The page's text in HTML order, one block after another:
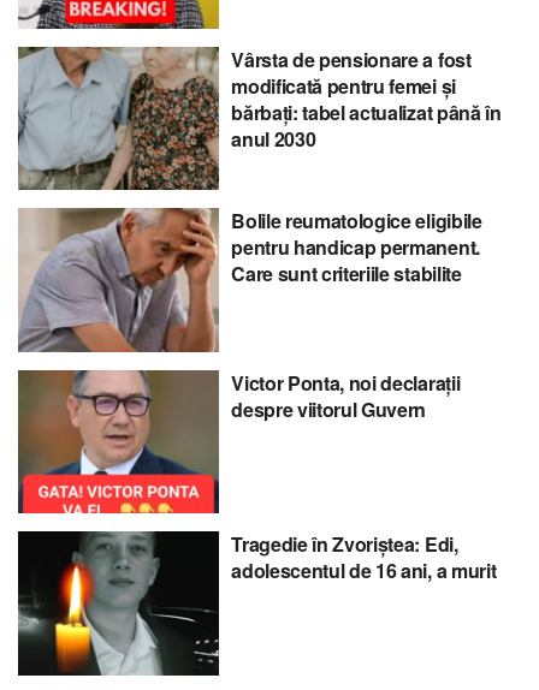
Vârsta de pensionare a fost
modificată pentru femei și
bărbați: tabel actualizat până în
anul 2030
Bolile reumatologice eligibile
pentru handicap permanent.
Care sunt criteriile stabilite
Victor Ponta, noi declarații
despre viitorul Guvern
Tragedie în Zvoriștea: Edi,
adolescentul de 16 ani, a murit